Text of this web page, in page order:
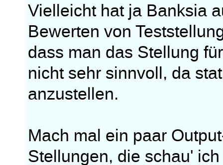
Vielleicht hat ja Banksia
Bewerten von
dass man das Stellung
nicht sehr sinnvoll, da
anzustellen.
Mach mal ein paar
Stellungen, die schau'